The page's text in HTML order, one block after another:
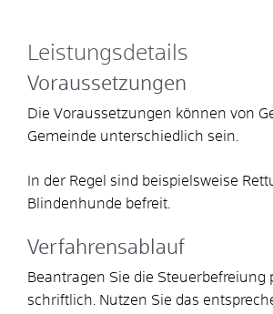
Leistungsdetails
Voraussetzungen
Die Voraussetzungen können von
Gemeinde unterschiedlich sein.
In der Regel sind beispielsweise
Blindenhunde befreit.
Verfahrensablauf
Beantragen Sie die Steuerbefreiung
schriftlich. Nutzen Sie das